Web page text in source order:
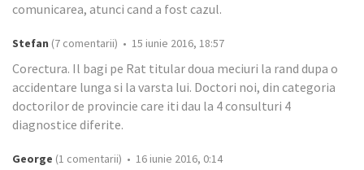
comunicarea, atunci cand a fost cazul.
Stefan (7 comentarii) • 15 iunie 2016, 18:57
Corectura. Il bagi pe Rat titular doua meciuri la rand dupa o
accidentare lunga si la varsta lui. Doctori noi, din categoria
doctorilor de provincie care iti dau la 4 consulturi 4
diagnostice diferite.
George (1 comentarii) • 16 iunie 2016, 0:14